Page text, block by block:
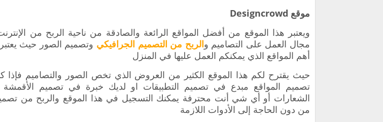
موقع Designcrowd
‏ويعتبر هذا الموقع من أفضل المواقع الرائعة والصادقة من ناحية الربح من
مجال العمل على التصاميم والربح من التصميم الجرافيكي وتصميم الصور حيث
أهم المواقع الذي يمكنكم العمل عليها في المنزل
‏حيث يقترح لكم هذا الموقع ‏الكثير من العروض الذي تخص الصور والتصاميم
تصميم المواقع مبدع في تصميم التطبيقات او لديك خبرة في تصميم الأقمشة
الشعارات أو أي شي أنت محترفة يمكنك التسجيل في هذا الموقع والربح من
من دون الحاجة إلى الأدوات اللازمة